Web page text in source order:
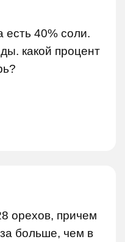
есть 40% соли.
какой процент
орехов, причем
больше, чем в